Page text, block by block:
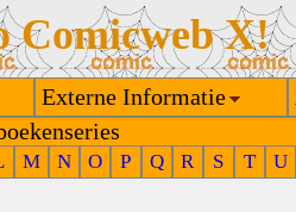
Comicweb X!
Externe Informatie
M N O P Q R S T U